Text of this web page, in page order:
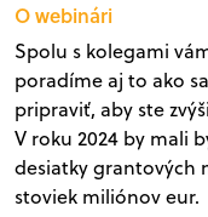
O webinári
Spolu s kolegami
poradíme aj to ako
pripraviť, aby ste
V roku 2024 by mali
desiatky grantových
stoviek miliónov eur.